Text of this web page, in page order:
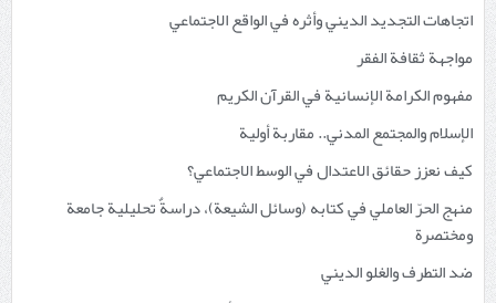
اتجاهات التجديد الديني وأثره في الواقع الاجتماعي
مواجهة ثقافة الفقر
مفهوم الكرامة الإنسانية في القرآن الكريم
الإسلام والمجتمع المدني.. مقاربة أولية
كيف نعزز حقائق الاعتدال في الوسط الاجتماعي؟
منهج الحرّ العاملي في كتابه (وسائل الشيعة)، دراسةٌ تحليلية جامعة
ومختصرة
ضد التطرف والغلو الديني